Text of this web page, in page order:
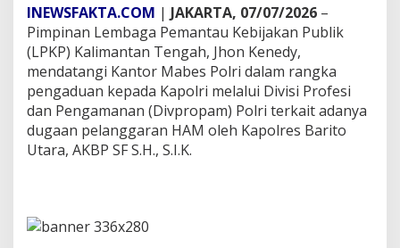
g
e
l
a
p
a
U
a
a
l
INEWSFAKTA.COM | JAKARTA, 07/07/2026 –
Pimpinan Lembaga Pemantau Kebijakan Publik
(LPKP) Kalimantan Tengah, Jhon Kenedy,
mendatangi Kantor Mabes Polri dalam rangka
pengaduan kepada Kapolri melalui Divisi Profesi
dan Pengamanan (Divpropam) Polri terkait adanya
dugaan pelanggaran HAM oleh Kapolres Barito
Utara, AKBP SF S.H., S.I.K.